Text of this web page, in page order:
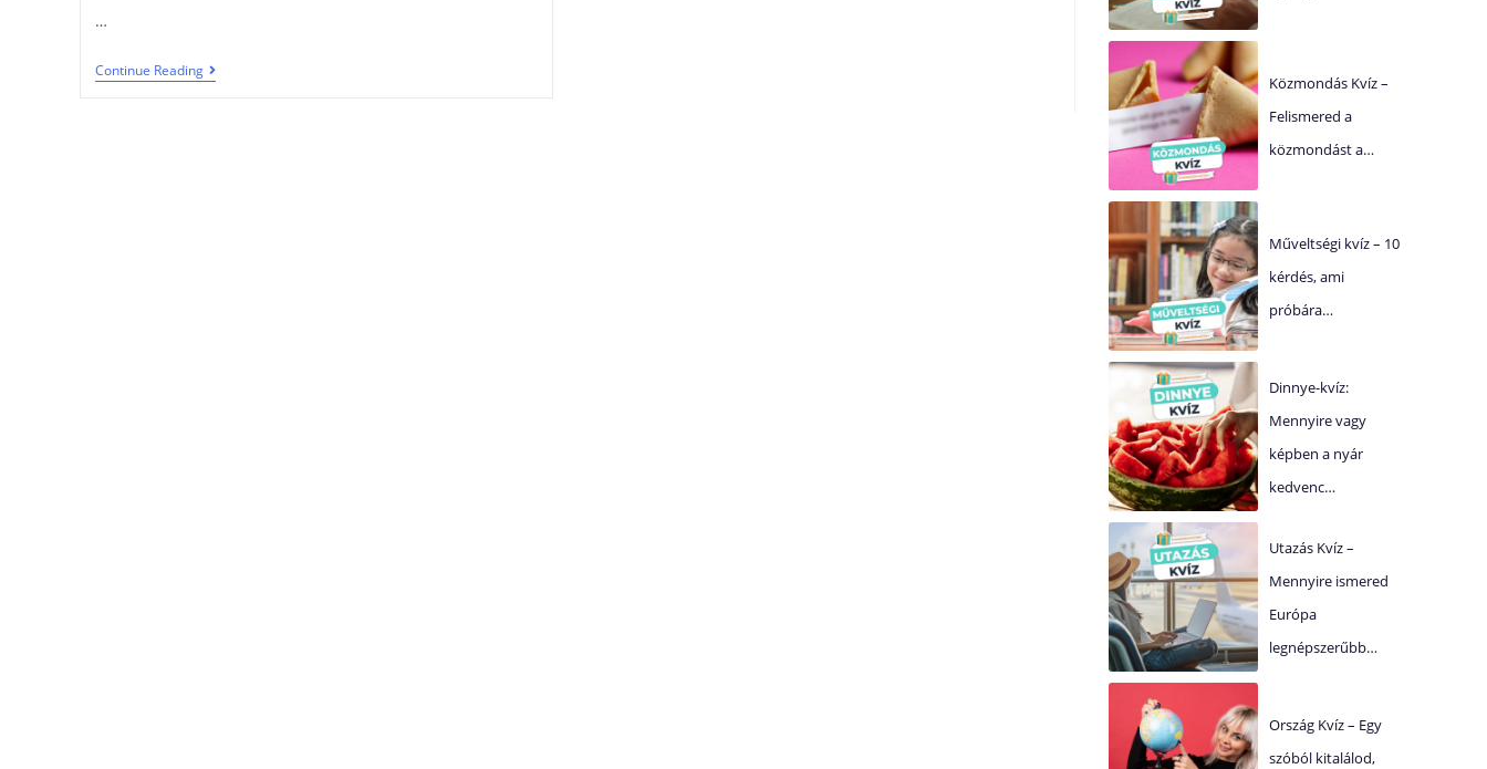
…
Continue Reading
Közmondás Kvíz –
Felismered a
közmondást a…
Műveltségi kvíz – 10
kérdés, ami
próbára…
Dinnye-kvíz:
Mennyire vagy
képben a nyár
kedvenc…
Utazás Kvíz –
Mennyire ismered
Európa
legnépszerűbb…
Ország Kvíz – Egy
szóból kitalálod,